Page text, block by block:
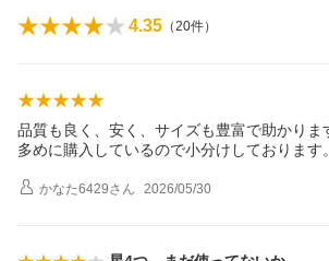
4.35 （20件）
品質も良く、安く、サイズも豊富で助かりま
多めに購入しているので小分けしております。
かなた6429さん 2026/05/30